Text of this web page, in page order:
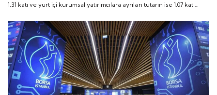
talep geldi. Quick Sigorta, 6 Ağustos 2026 tarihinde
görmeye başlayacak.
1,31 katı ve yurt içi kurumsal yatırımcılara ayrılan tutarın ise 1,07 katı
koduyla Borsa İstanbul'da işlem görmeye başlayacak.